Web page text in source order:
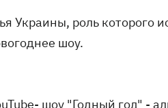
Украины, роль которого
шоу.
шоу "Годный год" -